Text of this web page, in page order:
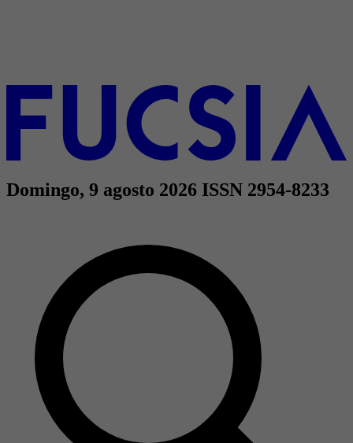
Domingo, 9 agosto 2026 ISSN 2954-8233